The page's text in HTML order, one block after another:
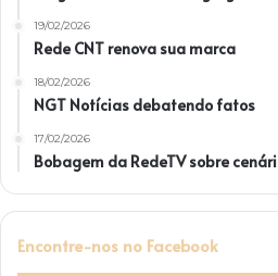
19/02/2026
Rede CNT renova sua marca
18/02/2026
NGT Notícias debatendo fatos
17/02/2026
Bobagem da RedeTV sobre
Encontre-nos no Facebook